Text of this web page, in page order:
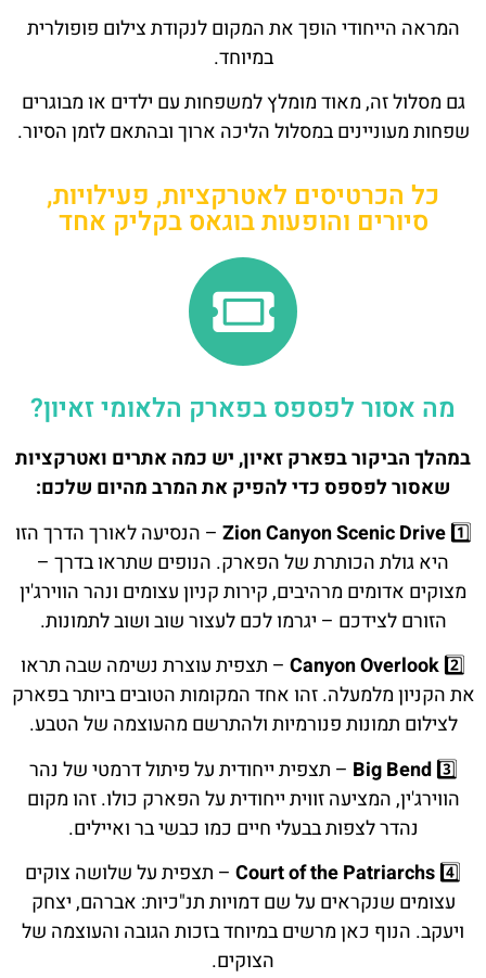
המראה הייחודי הופך את המקום לנקודת צילום פופולרית
במיוחד.
גם מסלול זה, מאוד מומלץ למשפחות עם ילדים או מבוגרים
שפחות מעוניינים במסלול הליכה ארוך ובהתאם לזמן הסיור.
כל הכרטיסים לאטרקציות, פעילויות,
סיורים והופעות בוגאס בקליק אחד
מה אסור לפספס בפארק הלאומי זאיון?
במהלך הביקור בפארק זאיון, יש כמה אתרים ואטרקציות
שאסור לפספס כדי להפיק את המרב מהיום שלכם:
1️⃣
Zion Canyon Scenic Drive – הנסיעה לאורך הדרך הזו
היא גולת הכותרת של הפארק. הנופים שתראו בדרך –
מצוקים אדומים מרהיבים, קירות קניון עצומים ונהר הווירג'ין
הזורם לצידכם – יגרמו לכם לעצור שוב ושוב לתמונות.
2️⃣
Canyon Overlook – תצפית עוצרת נשימה שבה תראו
את הקניון מלמעלה. זהו אחד המקומות הטובים ביותר בפארק
לצילום תמונות פנורמיות ולהתרשם מהעוצמה של הטבע.
3️⃣
Big Bend – תצפית ייחודית על פיתול דרמטי של נהר
הווירג'ין, המציעה זווית ייחודית על הפארק כולו. זהו מקום
נהדר לצפות בבעלי חיים כמו כבשי בר ואיילים.
4️⃣
Court of the Patriarchs – תצפית על שלושה צוקים
עצומים שנקראים על שם דמויות תנ"כיות: אברהם, יצחק
ויעקב. הנוף כאן מרשים במיוחד בזכות הגובה והעוצמה של
הצוקים.